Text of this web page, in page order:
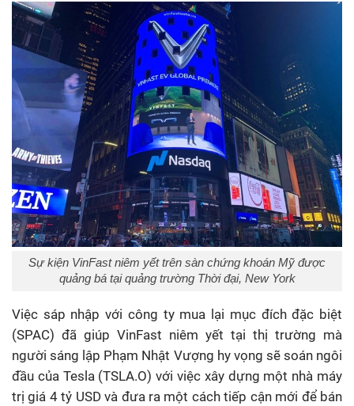
Sự kiện VinFast niêm yết trên sàn chứng khoán Mỹ được
quảng bá tại quảng trường Thời đại, New York
Việc sáp nhập với công ty mua lại mục đích đặc biệt
(SPAC) đã giúp VinFast niêm yết tại thị trường mà
người sáng lập Phạm Nhật Vượng hy vọng sẽ soán ngôi
đầu của Tesla (TSLA.O) với việc xây dựng một nhà máy
trị giá 4 tỷ USD và đưa ra một cách tiếp cận mới để bán